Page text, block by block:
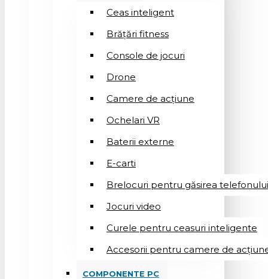
Ceas inteligent
Brățări fitness
Console de jocuri
Drone
Camere de acțiune
Ochelari VR
Baterii externe
E-carti
Brelocuri pentru găsirea telefonului
Jocuri video
Curele pentru ceasuri inteligente
Accesorii pentru camere de
COMPONENTE PC